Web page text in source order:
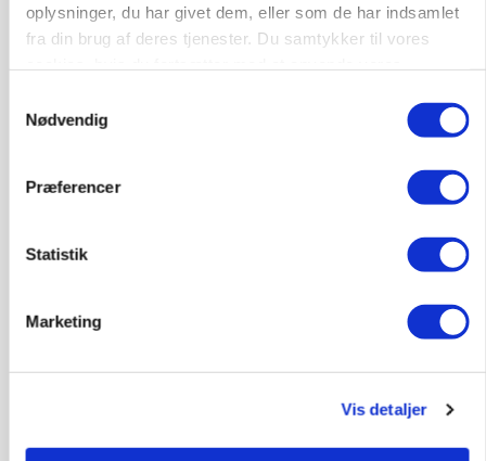
oplysninger, du har givet dem, eller som de har indsamlet
fra din brug af deres tjenester. Du samtykker til vores
Nødvendig
Præferencer
Statistik
Marketing
Vis detaljer
Tysk industri trodser energipres og kinesisk
konkurrence